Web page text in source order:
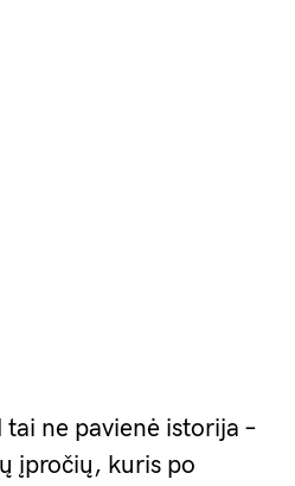
ne pavienė istorija –
įpročių, kuris po